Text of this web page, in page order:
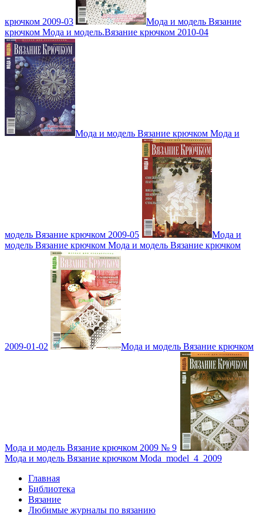
крючком 2009-03
Мода и модель Вязание
крючком Мода и модель.Вязание крючком 2010-04
Мода и модель Вязание крючком Мода и
модель Вязание крючком 2009-05
Мода и
модель Вязание крючком Мода и модель Вязание крючком
2009-01-02 Мода и модель Вязание крючком
Мода и модель Вязание крючком 2009 № 9
Мода и модель Вязание крючком Moda_model_4_2009
Главная
Библиотека
Вязание
Любимые журналы по вязанию